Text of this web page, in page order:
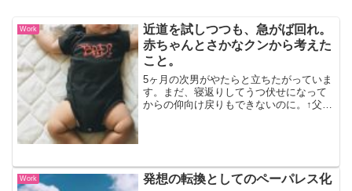
Work
近道を試しつつも、急がば回れ。
赤ちゃんとさかなクンから考えた
こと。
5ヶ月の次男がやたらと立ちたがっていま
す。まだ、寝返りしてうつ伏せになって
からの仰向け戻りもできないのに。↑父親
Work 発想の転換としてのペーパレス化